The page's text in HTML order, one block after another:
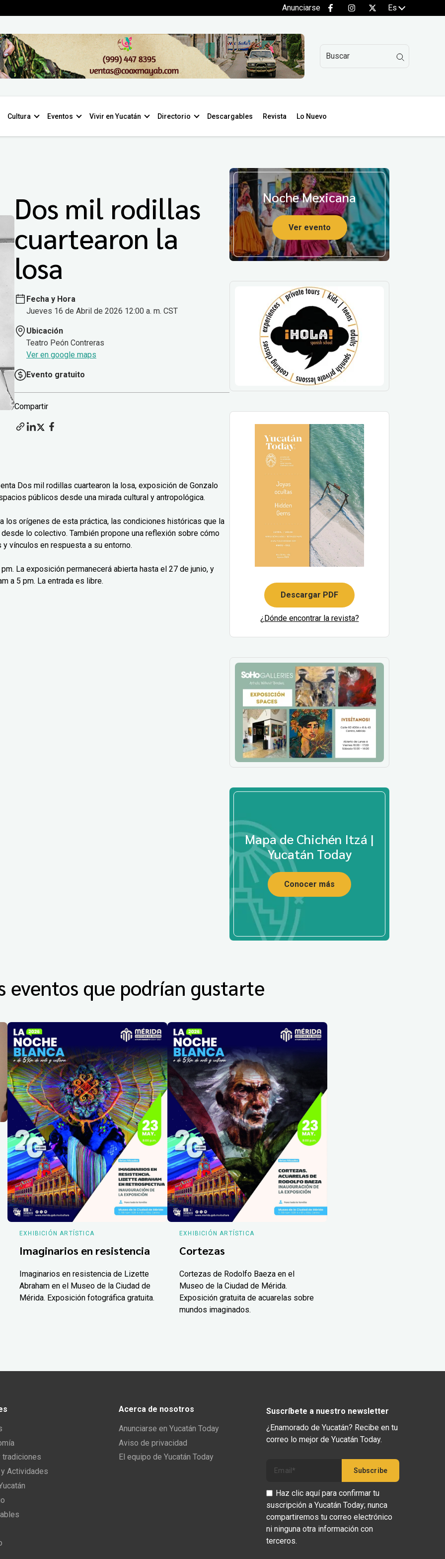
Anunciarse Es
Cultura Eventos Vivir en Yucatán Directorio Descargables Revista Lo Nuevo
Dos mil rodillas
cuartearon la
losa
Fecha y Hora
Jueves 16 de Abril de 2026 12:00 a. m. CST
Ubicación
Teatro Peón Contreras
Ver en google maps
Evento gratuito
Compartir
Dos mil rodillas cuartearon la losa, exposición de Gonzalo
públicos desde una mirada cultural y antropológica.
los orígenes de esta práctica, las condiciones históricas que la
lo colectivo. También propone una reflexión sobre cómo
vínculos en respuesta a su entorno.
La exposición permanecerá abierta hasta el 27 de junio, y
a 5 pm. La entrada es libre.
Noche Mexicana
Ver evento
Descargar PDF
¿Dónde encontrar la revista?
Mapa de Chichén Itzá |
Yucatán Today
Conocer más
eventos que podrían gustarte
EXHIBICIÓN ARTÍSTICA
Imaginarios en resistencia
Imaginarios en resistencia de Lizette
Abraham en el Museo de la Ciudad de
Mérida. Exposición fotográfica gratuita.
EXHIBICIÓN ARTÍSTICA
Cortezas
Cortezas de Rodolfo Baeza en el
Museo de la Ciudad de Mérida.
Exposición gratuita de acuarelas sobre
mundos imaginados.
tradiciones
Actividades
Acerca de nosotros
Anunciarse en Yucatán Today
Aviso de privacidad
El equipo de Yucatán Today
Suscríbete a nuestro newsletter
¿Enamorado de Yucatán? Recibe en tu
correo lo mejor de Yucatán Today.
Haz clic aquí para confirmar tu
suscripción a Yucatán Today; nunca
compartiremos tu correo electrónico
ni ninguna otra información con
terceros.